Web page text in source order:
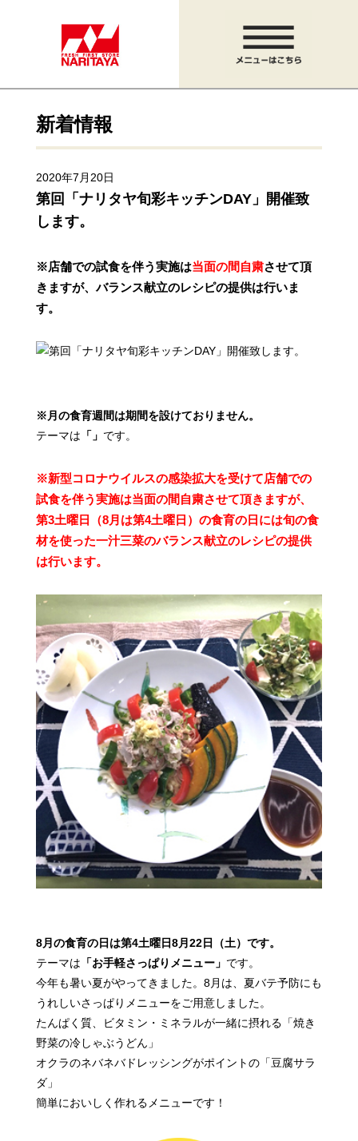
新着情報
2020年7月20日
第回「ナリタヤ旬彩キッチンDAY」開催致
します。
※店舗での試食を伴う実施は当面の間自粛させて頂
きますが、バランス献立のレシピの提供は行いま
す。
※月の食育週間は期間を設けておりません。
テーマは 「」 です。
※新型コロナウイルスの感染拡大を受けて店舗での
試食を伴う実施は当面の間自粛させて頂きますが、
第3土曜日（8月は第4土曜日）の食育の日には旬の食
材を使った一汁三菜のバランス献立のレシピの提供
は行います。
8月の食育の日は第4土曜日8月22日（土）です。
テーマは 「お手軽さっぱりメニュー」 です。
今年も暑い夏がやってきました。8月は、夏バテ予防にも
うれしいさっぱりメニューをご用意しました。
たんぱく質、ビタミン・ミネラルが一緒に摂れる 「焼き
野菜の冷しゃぶうどん」
オクラのネバネバドレッシングがポイントの「豆腐サラ
ダ」
簡単においしく作れるメニューです！